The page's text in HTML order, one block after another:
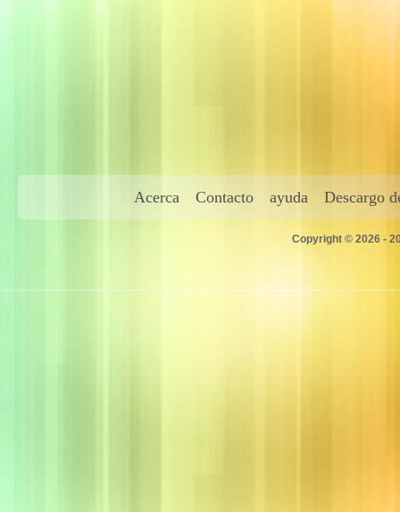
Acerca Contacto ayuda Descargo
Copyright © 2026 -